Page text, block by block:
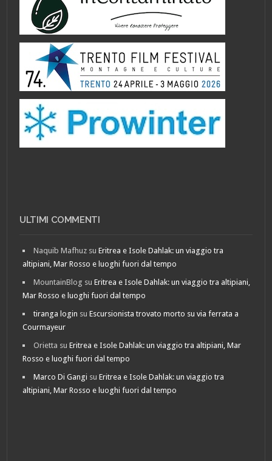
ULTIMI COMMENTI
Naquib Mafhuz suEritrea e Isole Dahlak: un viaggio tra
altipiani, Mar Rosso e luoghi fuori dal tempo
MountainBlog suEritrea e Isole Dahlak: un viaggio tra altipiani,
Mar Rosso e luoghi fuori dal tempo
tiranga login suEscursionista trovato morto su via ferrata a
Courmayeur
Orietta suEritrea e Isole Dahlak: un viaggio tra altipiani, Mar
Rosso e luoghi fuori dal tempo
Marco Di Gangi suEritrea e Isole Dahlak: un viaggio tra
altipiani, Mar Rosso e luoghi fuori dal tempo